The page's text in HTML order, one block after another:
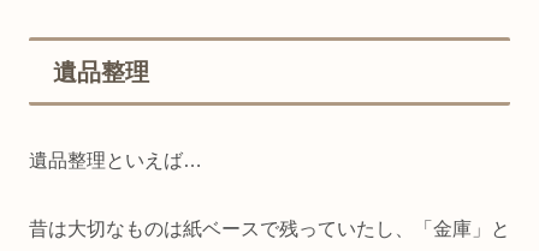
遺品整理
遺品整理といえば…
昔は大切なものは紙ベースで残っていたし、「金庫」と